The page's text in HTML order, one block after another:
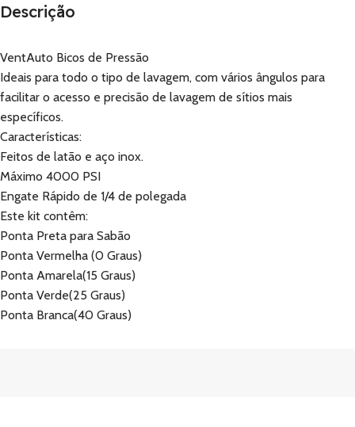
Descrição
VentAuto Bicos de Pressão
Ideais para todo o tipo de lavagem, com vários ângulos para
facilitar o acesso e precisão de lavagem de sítios mais
específicos.
Características:
Feitos de latão e aço inox.
Máximo 4000 PSI
Engate Rápido de 1/4 de polegada
Este kit contêm:
Ponta Preta para Sabão
Ponta Vermelha (0 Graus)
Ponta Amarela(15 Graus)
Ponta Verde(25 Graus)
Ponta Branca(40 Graus)